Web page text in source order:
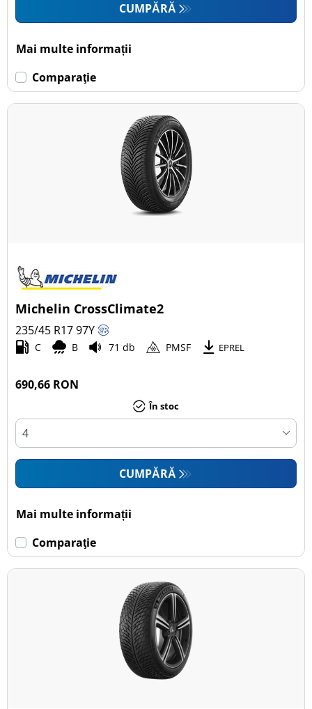
CUMPĂRĂ
Mai multe informații
Comparaţie
Michelin CrossClimate2
235/45 R1797Y
C B 71 db PMSF EPREL
690,66 RON
În stoc
CUMPĂRĂ
Mai multe informații
Comparaţie